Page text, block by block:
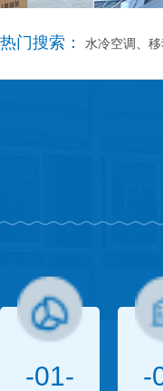
热门搜索： 水冷空调、
-01- -